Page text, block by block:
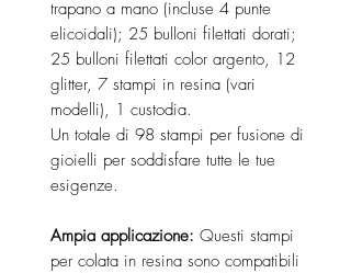
trapano a mano (incluse 4 punte
elicoidali); 25 bulloni filettati dorati;
25 bulloni filettati color argento, 12
glitter, 7 stampi in resina (vari
modelli), 1 custodia.
Un totale di 98 stampi per fusione di
gioielli per soddisfare tutte le tue
esigenze.
Ampia applicazione: Questi stampi
per colata in resina sono compatibili